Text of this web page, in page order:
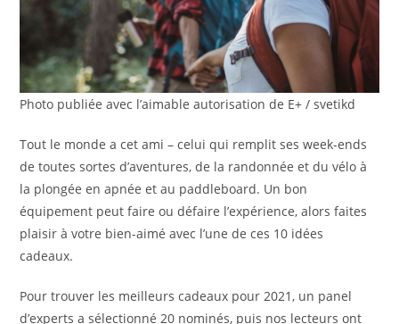
Photo publiée avec l’aimable autorisation de E+ / svetikd
Tout le monde a cet ami – celui qui remplit ses week-ends
de toutes sortes d’aventures, de la randonnée et du vélo à
la plongée en apnée et au paddleboard. Un bon
équipement peut faire ou défaire l’expérience, alors faites
plaisir à votre bien-aimé avec l’une de ces 10 idées
cadeaux.
Pour trouver les meilleurs cadeaux pour 2021, un panel
d’experts a sélectionné 20 nominés, puis nos lecteurs ont